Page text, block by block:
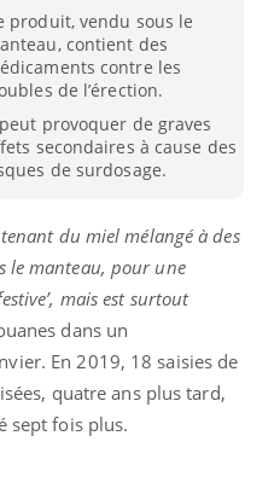
produit, vendu sous le
contient des
contre les
de l’érection.
provoquer de graves
secondaires à cause des
de surdosage.
du miel mélangé à des
le manteau, pour une
mais est surtout
dans un
En 2019, 18 saisies de
quatre ans plus tard,
sept fois plus.